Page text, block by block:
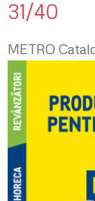
31/40
METRO